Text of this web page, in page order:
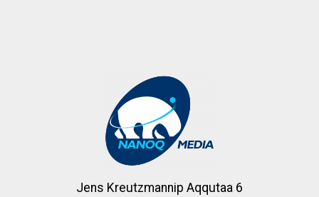
Jens Kreutzmannip Aqqutaa 6